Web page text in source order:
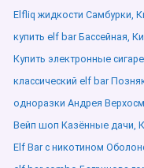
Elfliq жидкости Самбурки,
купить elf bar Бассейная,
Купить электронные
классический elf bar
одноразки Андрея
Вейп шоп Казённые дачи,
Elf Bar с никотином